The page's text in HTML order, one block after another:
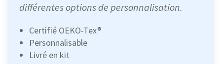
différentes options de personnalisation.
Certifié OEKO-Tex®
Personnalisable
Livré en kit